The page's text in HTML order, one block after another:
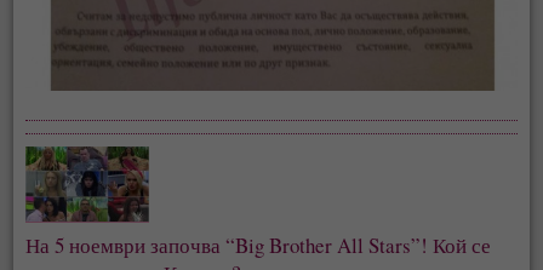
На 5 ноември започва “Big Brother All Stars”! Кой се